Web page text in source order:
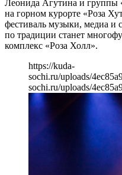
Леонида Агутина и группы
на горном курорте «Роза
фестиваль музыки, медиа и
по традиции станет
комплекс «Роза Холл».
https://kuda-
sochi.ru/uploads/
sochi.ru/uploads/